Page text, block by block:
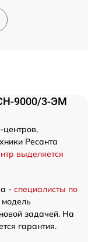
9000/3-ЭМ
центров,
Ресанта
выделяется
- специалисты по
модель
задачей. На
гарантия.